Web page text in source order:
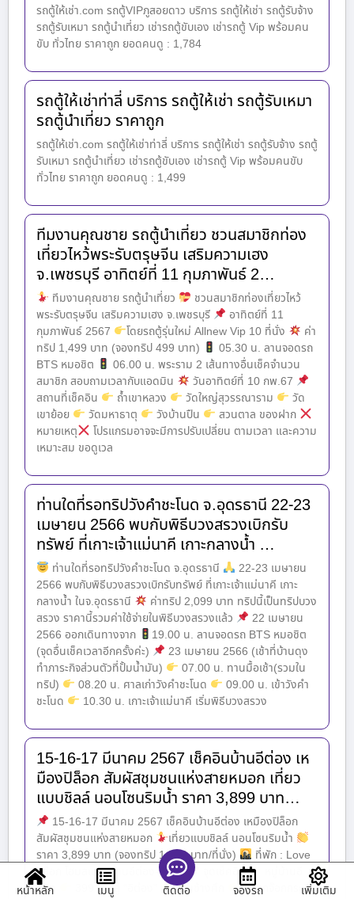
รถตู้ให้เช่า.com รถตู้VIPภูสอยดาว บริการ รถตู้ให้เช่า รถตู้รับจ้าง
รถตู้รับเหมา รถตู้นำเที่ยว เช่ารถตู้ขับเอง เช่ารถตู้ Vip พร้อมคน
ขับ ทั่วไทย ราคาถูก ยอดคนดู : 1,784
รถตู้ให้เช่าท่าลี่ บริการ รถตู้ให้เช่า รถตู้รับเหมา
รถตู้นำเที่ยว ราคาถูก
รถตู้ให้เช่า.com รถตู้ให้เช่าท่าลี่ บริการ รถตู้ให้เช่า รถตู้รับจ้าง รถตู้
รับเหมา รถตู้นำเที่ยว เช่ารถตู้ขับเอง เช่ารถตู้ Vip พร้อมคนขับ
ทั่วไทย ราคาถูก ยอดคนดู : 1,499
ทีมงานคุณชาย รถตู้นำเที่ยว ชวนสมาชิกท่อง
เที่ยวไหว้พระรับตรุษจีน เสริมความเฮง
จ.เพชรบุรี อาทิตย์ที่ 11 กุมภาพันธ์ 2…
ทีมงานคุณชาย รถตู้นำเที่ยว
ชวนสมาชิกท่องเที่ยวไหว้
พระรับตรุษจีน เสริมความเฮง จ.เพชรบุรี
อาทิตย์ที่ 11
กุมภาพันธ์ 2567
โดยรถตู้รุ่นใหม่ Allnew Vip 10 ที่นั่ง
ค่า
ทริป 1,499 บาท (จองทริป 499 บาท)
05.30 น. ลานจอดรถ
BTS หมอชิต
06.00 น. พระราม 2 เส้นทางอื่นเช็คจำนวน
สมาชิก สอบถามเวลากับแอดมิน
วันอาทิตย์ที่ 10 กพ.67
สถานที่เช็คอิน
ถ้ำเขาหลวง วัดใหญ่สุวรรณาราม
วัด
เขาย้อย
วัดมหาธาตุ วังบ้านปืน
สวนตาล ของฝาก
หมายเหตุ
โปรแกรมอาจจะมีการปรับเปลี่ยน ตามเวลา และความ
เหมาะสม ขอดูเวล
ท่านใดที่รอทริปวังคำชะโนด จ.อุดรธานี 22-23
เมษายน 2566 พบกับพิธีบวงสรวงเบิกรับ
ทรัพย์ ที่เกาะเจ้าแม่นาคี เกาะกลางน้ำ …
ท่านใดที่รอทริปวังคำชะโนด จ.อุดรธานี
22-23 เมษายน
2566 พบกับพิธีบวงสรวงเบิกรับทรัพย์ ที่เกาะเจ้าแม่นาคี เกาะ
กลางน้ำ ในจ.อุดรธานี
ค่าทริป 2,099 บาท ทริปนี้เป็นทริปบวง
สรวง ราคานี้รวมค่าใช้จ่ายในพิธีบวงสรวงแล้ว
22 เมษายน
2566 ออกเดินทางจาก
19.00 น. ลานจอดรถ BTS หมอชิต
(จุดอื่นเช็คเวลาอีกครั้งค่ะ)
23 เมษายน 2566 (เช้าที่บ้านดุง
ทำภาระกิจส่วนตัวที่ปั้มน้ำมัน)
07.00 น. ทานมื้อเช้า(รวมใน
ทริป)
08.20 น. ศาลเก่าวังคำชะโนด
09.00 น. เข้าวังคำ
ชะโนด
10.30 น. เกาะเจ้าแม่นาคี เริ่มพิธีบวงสรวง
15-16-17 มีนาคม 2567 เช็คอินบ้านอีต่อง เห
มืองปิล็อก สัมผัสชุมชนแห่งสายหมอก เที่ยว
แบบชิลล์ นอนโซนริมน้ำ ราคา 3,899 บาท…
15-16-17 มีนาคม 2567 เช็คอินบ้านอีต่อง เหมืองปิล็อก
สัมผัสชุมชนแห่งสายหมอก
เที่ยวแบบชิลล์ นอนโซนริมน้ำ
ราคา 3,899 บาท (จองทริป 1,500 บาท/ที่นั่ง)
ที่พัก : Love
ปิล๊อก โฮมสเตย์, บ้านอีต่อง-ปิล๊อก
จุดเช็คอิน
ต่อง
399 โค้งสู่ “อิต่อง” เนินช้างศึก
น้ำตกจ๊อกกระดิ่น
หน้าหลัก เมนู ติดต่อ จองรถ เพิ่มเติม